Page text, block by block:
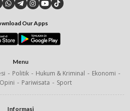
Our Apps
Menu
Politik Hukum & Kriminal
Ekonomi
Opini Pariwisata Sport
Informasi